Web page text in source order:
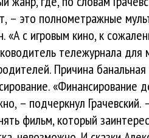
– это полнометражные
«А с игровым кино, к
тележурнала для
Причина
«Финансирование
– подчеркнул Грачевский.
фильм, который